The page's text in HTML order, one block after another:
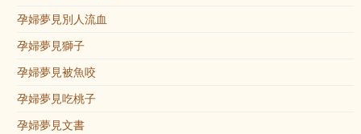
孕婦夢見別人流血
孕婦夢見獅子
孕婦夢見被魚咬
孕婦夢見吃桃子
孕婦夢見文書